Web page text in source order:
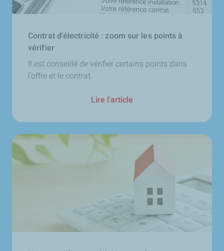
Contrat d'électricité : zoom sur les points à
vérifier
Il est conseillé de vérifier certains points dans
l’offre et le contrat.
Lire l'article